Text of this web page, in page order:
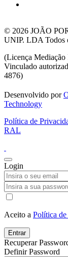
© 2026 JOÃO
UNIP. LDA Todos
(Licença
Vinculado
4876)
Desenvolvido por
Technology
Política de
RAL
Login
Aceito a Política
Entrar
Recuperar
Definir Password